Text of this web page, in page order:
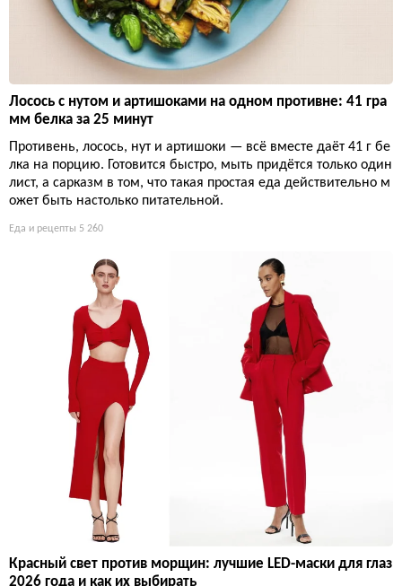
Лосось с нутом и артишоками на одном противне: 41 гра
мм белка за 25 минут
Противень, лосось, нут и артишоки — всё вместе даёт 41 г бе
лка на порцию. Готовится быстро, мыть придётся только один
лист, а сарказм в том, что такая простая еда действительно м
ожет быть настолько питательной.
Еда и рецепты 5 260
Красный свет против морщин: лучшие LED-маски для глаз
2026 года и как их выбирать